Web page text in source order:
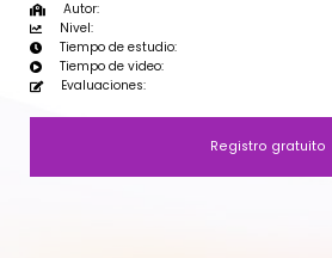
Autor:
Nivel:
Tiempo de estudio:
Tiempo de video:
Evaluaciones:
Registro gratuito